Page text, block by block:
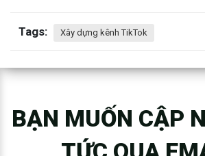
Tags: Xây dựng kênh TikTok
BẠN MUỐN CẬP